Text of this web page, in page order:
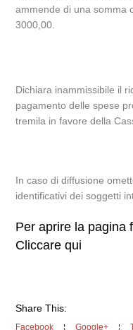
ammende di una somma
3000,00.
Dichiara inammissibile il
pagamento delle spese
tremila in favore della
In caso di diffusione
identificativi dei soggetti
Per aprire la pagina
Cliccare qui
Share This:
Facebook Google+